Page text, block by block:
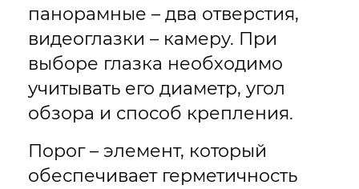
панорамные – два отверстия,
видеоглазки – камеру. При
выборе глазка необходимо
учитывать его диаметр, угол
обзора и способ крепления.
Порог – элемент, который
обеспечивает герметичность